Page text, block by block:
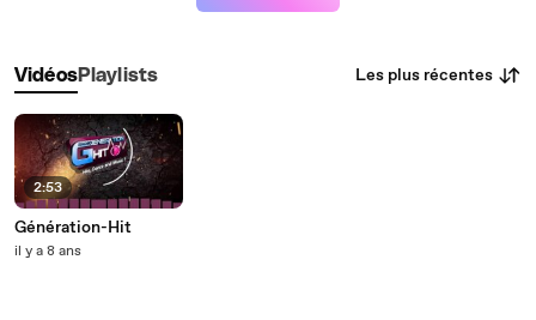
VidéosPlaylists Les plus récentes
2:53
Génération-Hit
il y a 8 ans